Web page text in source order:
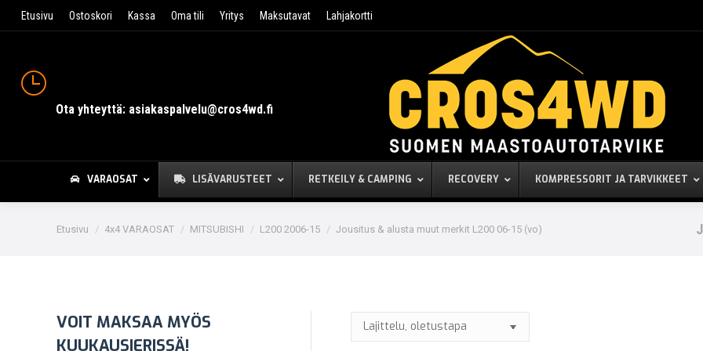
Etusivu Ostoskori Kassa Oma tili Yritys Maksutavat Lahjakortti
Ota yhteyttä: asiakaspalvelu@cros4wd.fi
VARAOSAT LISÄVARUSTEET RETKEILY & CAMPING RECOVERY KOMPRESSORIT JA TARVIKKEET
You are here:
Etusivu 4x4 VARAOSAT MITSUBISHI L200 2006-15 Jousitus & alusta muut merkit L200 06-15 (vo)
VOIT MAKSAA MYÖS
KUUKAUSIERISSÄ!